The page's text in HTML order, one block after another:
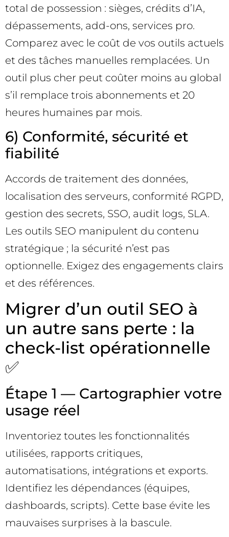
total de possession : sièges, crédits d’IA,
dépassements, add-ons, services pro.
Comparez avec le coût de vos outils actuels
et des tâches manuelles remplacées. Un
outil plus cher peut coûter moins au global
s’il remplace trois abonnements et 20
heures humaines par mois.
6) Conformité, sécurité et
fiabilité
Accords de traitement des données,
localisation des serveurs, conformité RGPD,
gestion des secrets, SSO, audit logs, SLA.
Les outils SEO manipulent du contenu
stratégique ; la sécurité n’est pas
optionnelle. Exigez des engagements clairs
et des références.
Migrer d’un outil SEO à
un autre sans perte : la
check-list opérationnelle
✅
Étape 1 — Cartographier votre
usage réel
Inventoriez toutes les fonctionnalités
utilisées, rapports critiques,
automatisations, intégrations et exports.
Identifiez les dépendances (équipes,
dashboards, scripts). Cette base évite les
mauvaises surprises à la bascule.